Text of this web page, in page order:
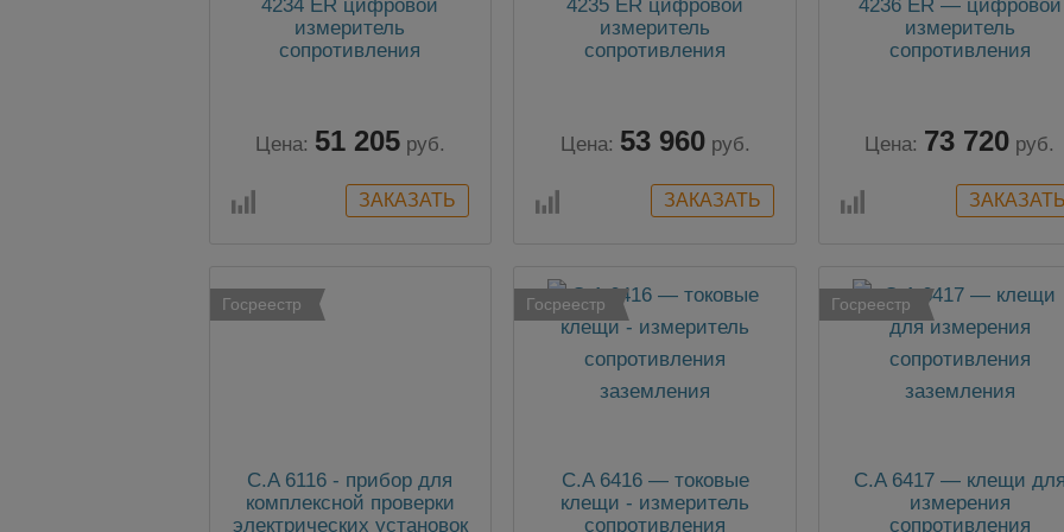
4234 ER цифровой
измеритель
сопротивления
Цена: 51 205 руб.
4235 ER цифровой
измеритель
сопротивления
Цена: 53 960 руб.
4236 ER — цифровой
измеритель
сопротивления
Цена: 73 720 руб.
Госреестр
C.A 6116 - прибор для
комплексной проверки
электрических установок
Госреестр
C.A 6416 — токовые
клещи - измеритель
сопротивления
Госреестр
C.A 6417 — клещи
измерения
сопротивления